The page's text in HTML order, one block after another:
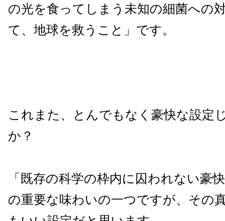
の光を食ってしまう未知の細菌への
て、地球を救うこと」です。
これまた、とんでもなく豪快な設定
か？
「既存の科学の枠内に囚われない豪
の重要な味わいの一つですが、その